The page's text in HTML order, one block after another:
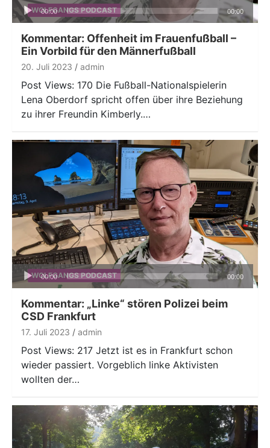
WOLFGANGS PODCAST
Audio-
Player
00:00 00:00
Kommentar: Offenheit im Frauenfußball –
Ein Vorbild für den Männerfußball
20. Juli 2023 admin
Post Views: 170 Die Fußball-Nationalspielerin
Lena Oberdorf spricht offen über ihre Beziehung
zu ihrer Freundin Kimberly.…
WOLFGANGS PODCAST
Audio-
Player
00:00 00:00
Kommentar: „Linke“ stören Polizei beim
CSD Frankfurt
17. Juli 2023 admin
Post Views: 217 Jetzt ist es in Frankfurt schon
wieder passiert. Vorgeblich linke Aktivisten
wollten der…